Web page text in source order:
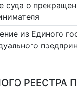
суда о
из Единого
РЕЕСТРА